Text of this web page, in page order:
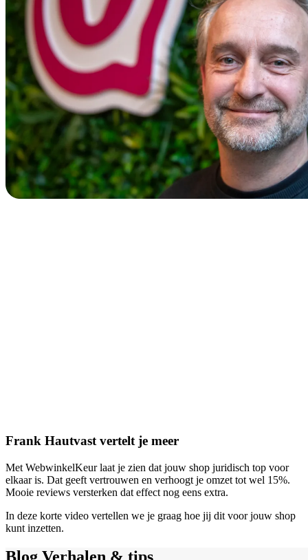
Frank Hautvast vertelt je meer
Met WebwinkelKeur laat je zien dat jouw shop juridisch top voor
elkaar is. Dat geeft vertrouwen en verhoogt je omzet tot wel 15%.
Mooie reviews versterken dat effect nog eens extra.
In deze korte video vertellen we je graag hoe jij dit voor jouw shop
kunt inzetten.